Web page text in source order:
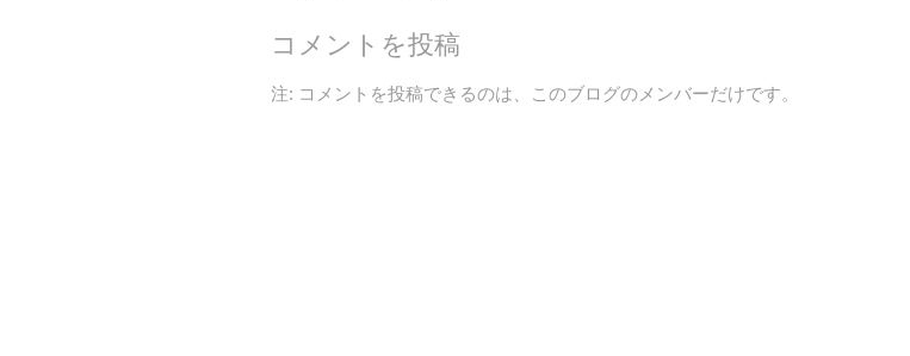
コメントを投稿
注: コメントを投稿できるのは、このブログのメンバーだけです。